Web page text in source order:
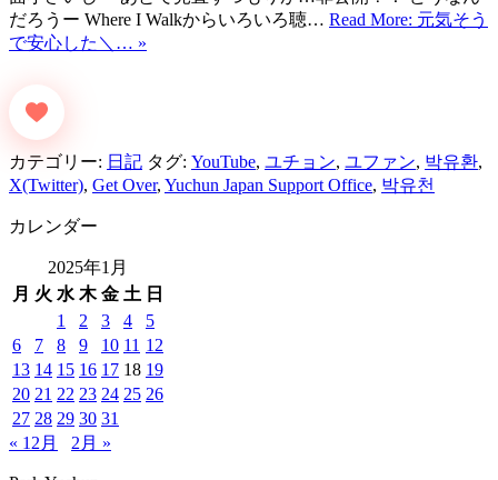
だろうー Where I Walkからいろいろ聴… Read More: 元気そう
で安心した＼… »
カテゴリー: 日記 タグ: YouTube, ユチョン, ユファン, 박유환,
X(Twitter), Get Over, Yuchun Japan Support Office, 박유천
カレンダー
2025年1月
月 火 水 木 金 土 日
1
2 3 4
5
6
7 8 9 10 11 12
13 14 15 16 17 18 19
20 21 22 23 24 25 26
27 28 29 30 31
« 12月
2月 »